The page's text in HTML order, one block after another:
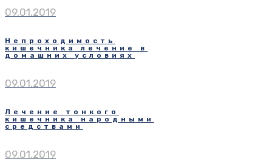
09.01.2019
Непроходимость
кишечника лечение в
домашних условиях
09.01.2019
Лечение тонкого
кишечника народными
средствами
09.01.2019